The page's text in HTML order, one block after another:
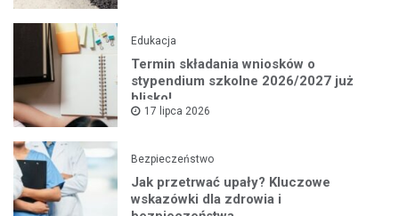
Edukacja
Termin składania wniosków o
stypendium szkolne 2026/2027 już
blisko!
17 lipca 2026
Bezpieczeństwo
Jak przetrwać upały? Kluczowe
wskazówki dla zdrowia i